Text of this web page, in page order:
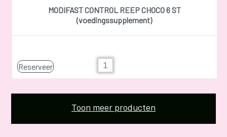
MODIFAST CONTROL REEP CHOCO 6 ST
(voedingssupplement)
Reserveer
Toon meer producten